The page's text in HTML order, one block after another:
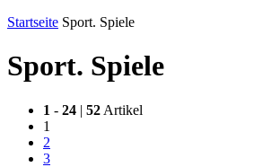
Startseite Sport. Spiele
Sport. Spiele
1 - 24 | 52 Artikel
1
2
3